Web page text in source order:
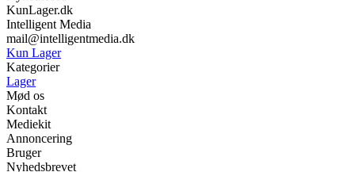
KunLager.dk
Intelligent Media
mail@intelligentmedia.dk
Kun Lager
Kategorier
Lager
Mød os
Kontakt
Mediekit
Annoncering
Bruger
Nyhedsbrevet